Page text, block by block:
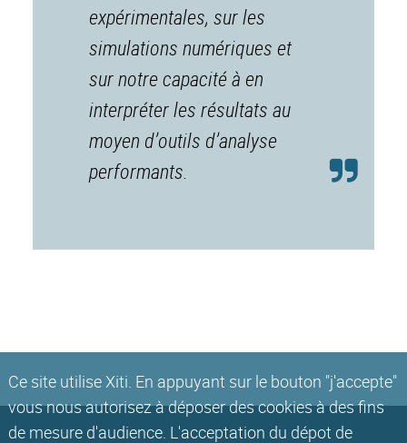
Ce site utilise Xiti. En appuyant sur le bouton "j'accepte"
vous nous autorisez à déposer des cookies à des fins
de mesure d'audience. L'acceptation du dépot de
expérimentales, sur les
simulations numériques et
sur notre capacité à en
interpréter les résultats au
moyen d’outils d’analyse
performants.